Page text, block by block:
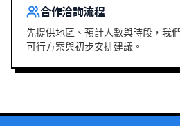
合作洽詢流程
先提供地區、預計人數與時段，我
可行方案與初步安排建議。